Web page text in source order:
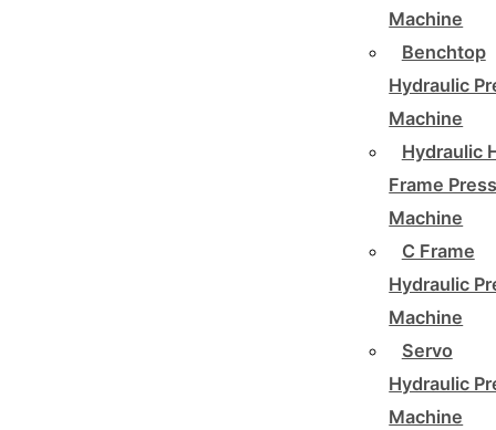
Machine
Benchtop
Hydraulic
Machine
Hydraulic
Frame
Machine
C Frame
Hydraulic
Machine
Servo
Hydraulic
Machine